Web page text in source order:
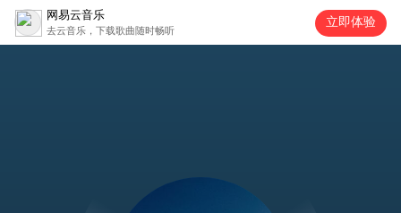
网易云音乐
去云音乐，下载歌曲随时畅听
立即体验